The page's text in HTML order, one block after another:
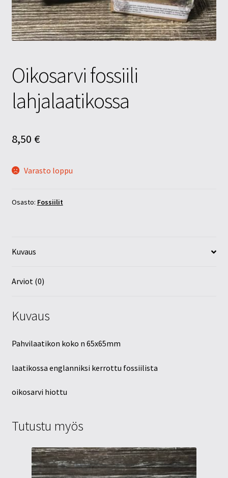
Tietosuojaseloste
Tuotteet
Oikosarvi fossiili
lahjalaatikossa
8,50 €
Varasto loppu
Osasto: Fossiilit
Kuvaus
Arviot (0)
Kuvaus
Pahvilaatikon koko n 65x65mm
laatikossa englanniksi kerrottu fossiilista
oikosarvi hiottu
Tutustu myös